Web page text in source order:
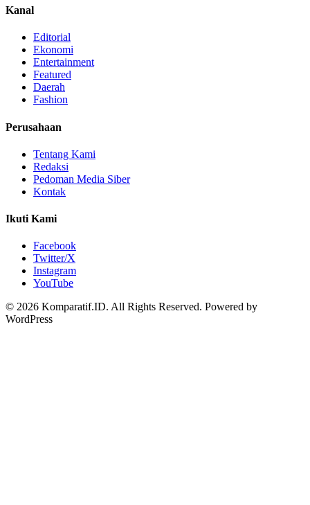
Kanal
Editorial
Ekonomi
Entertainment
Featured
Daerah
Fashion
Perusahaan
Tentang Kami
Redaksi
Pedoman Media Siber
Kontak
Ikuti Kami
Facebook
Twitter/X
Instagram
YouTube
© 2026 Komparatif.ID. All Rights Reserved. Powered by
WordPress